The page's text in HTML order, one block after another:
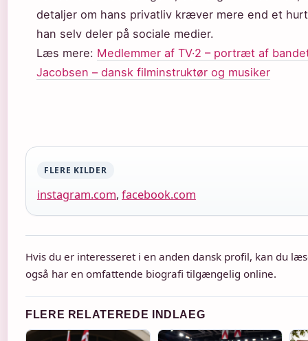
detaljer om hans privatliv kræver mere end et
han selv deler på sociale medier.
Læs mere: Medlemmer af TV·2 – portræt af
Jacobsen – dansk filminstruktør og musiker
FLERE KILDER
instagram.com, facebook.com
Hvis du er interesseret i en anden dansk profil, kan du
også har en omfattende biografi tilgængelig online.
FLERE RELATEREDE INDLAEG